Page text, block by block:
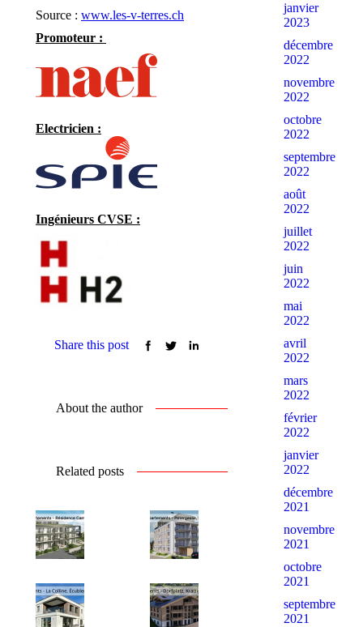
Source : www.les-v-terres.ch
Promoteur :
Electricien :
Ingénieurs CVSE :
Share this post
About the author
Related posts
janvier
2023
décembre
2022
novembre
2022
octobre
2022
septembre
2022
août
2022
juillet
2022
juin
2022
mai
2022
avril
2022
mars
2022
février
2022
janvier
2022
décembre
2021
novembre
2021
octobre
2021
septembre
2021